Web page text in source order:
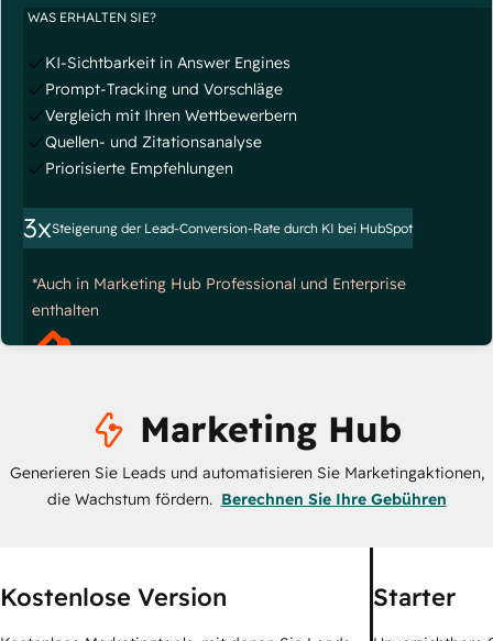
WAS ERHALTEN SIE?
KI-Sichtbarkeit in Answer Engines
Prompt-Tracking und Vorschläge
Vergleich mit Ihren Wettbewerbern
Quellen- und Zitationsanalyse
Priorisierte Empfehlungen
3xSteigerung der Lead-Conversion-Rate durch KI bei HubSpot
*Auch in Marketing Hub Professional und Enterprise
enthalten
Marketing Hub
Generieren Sie Leads und automatisieren Sie Marketingaktionen,
die Wachstum fördern. Berechnen Sie Ihre Gebühren
Kostenlose Version Starter